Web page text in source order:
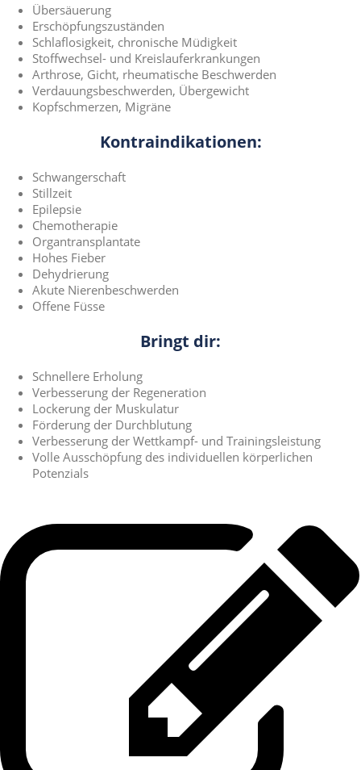
Übersäuerung
Erschöpfungszuständen
Schlaflosigkeit, chronische Müdigkeit
Stoffwechsel- und Kreislauferkrankungen
Arthrose, Gicht, rheumatische Beschwerden
Verdauungsbeschwerden, Übergewicht
Kopfschmerzen, Migräne
Kontraindikationen:
Schwangerschaft
Stillzeit
Epilepsie
Chemotherapie
Organtransplantate
Hohes Fieber
Dehydrierung
Akute Nierenbeschwerden
Offene Füsse
Bringt dir:
Schnellere Erholung
Verbesserung der Regeneration
Lockerung der Muskulatur
Förderung der Durchblutung
Verbesserung der Wettkampf- und Trainingsleistung
Volle Ausschöpfung des individuellen körperlichen
Potenzials